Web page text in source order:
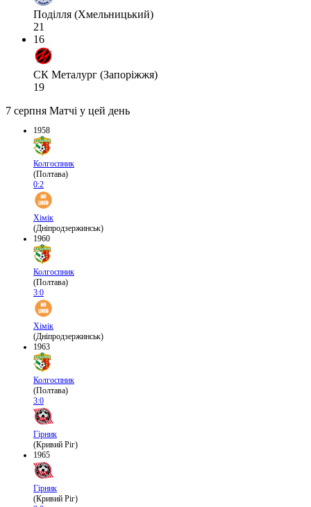
Поділля (Хмельницький)
21
16
СК Металург (Запоріжжя)
19
7 серпня Матчі у цей день
1958
Колгоспник
(Полтава)
0:2
Хімік
(Дніпродзержинськ)
1960
Колгоспник
(Полтава)
3:0
Хімік
(Дніпродзержинськ)
1963
Колгоспник
(Полтава)
3:0
Гірник
(Кривий Ріг)
1965
Гірник
(Кривий Ріг)